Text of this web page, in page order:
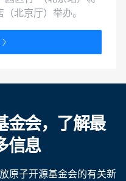
北京厅）举办。
金会，了解最
信息
原子开源基金会的有关新